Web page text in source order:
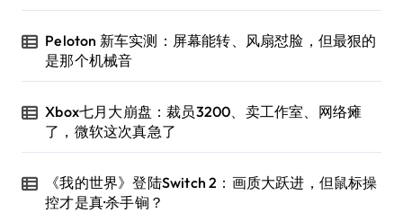
Peloton 新车实测：屏幕能转、风扇怼脸，但最狠的
是那个机械音
Xbox七月大崩盘：裁员3200、卖工作室、网络瘫
了，微软这次真急了
《我的世界》登陆Switch 2：画质大跃进，但鼠标操
控才是真·杀手锏？